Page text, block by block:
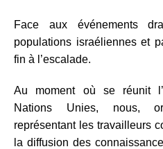
Face aux événements
populations israéliennes et
fin à l’escalade.
Au moment où se réunit
Nations Unies, nous,
représentant les travailleurs
la diffusion des